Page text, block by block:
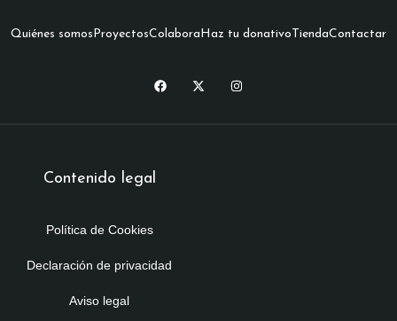
Quiénes somosProyectosColaboraHaz tu donativo TiendaContactar
Contenido legal
Política de Cookies
Declaración de privacidad
Aviso legal